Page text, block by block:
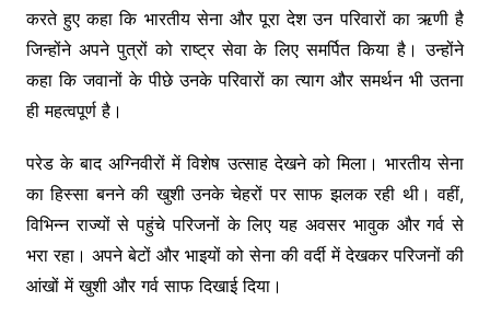
करते हुए कहा कि भारतीय सेना और पूरा देश उन परिवारों का ऋणी है
जिन्होंने अपने पुत्रों को राष्ट्र सेवा के लिए समर्पित किया है। उन्होंने
कहा कि जवानों के पीछे उनके परिवारों का त्याग और समर्थन भी उतना
ही महत्वपूर्ण है।
परेड के बाद अग्निवीरों में विशेष उत्साह देखने को मिला। भारतीय सेना
का हिस्सा बनने की खुशी उनके चेहरों पर साफ झलक रही थी। वहीं,
विभिन्न राज्यों से पहुंचे परिजनों के लिए यह अवसर भावुक और गर्व से
भरा रहा। अपने बेटों और भाइयों को सेना की वर्दी में देखकर परिजनों की
आंखों में खुशी और गर्व साफ दिखाई दिया।